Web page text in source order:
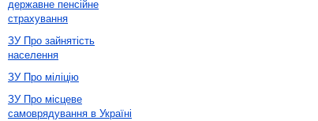
державне пенсійне
страхування
ЗУ Про зайнятість
населення
ЗУ Про міліцію
ЗУ Про місцеве
самоврядування в Україні